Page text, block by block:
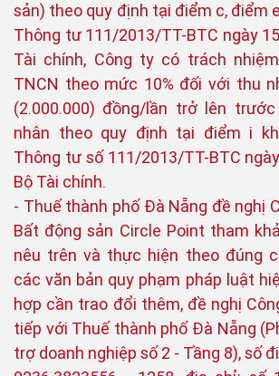
sản) theo quy định tại điểm c, điểm
Thông tư 111/2013/TT-BTC ngày
Tài chính, Công ty có trách
TNCN theo mức 10% đối với thu
(2.000.000) đồng/lần trở lên
nhân theo quy định tại điểm i
Thông tư số 111/2013/TT-BTC
Bộ Tài chính.
- Thuế thành phố Đà Nẵng đề nghị
Bất động sản Circle Point tham
nêu trên và thực hiện theo đúng
các văn bản quy phạm pháp luật
hợp cần trao đổi thêm, đề nghị
tiếp với Thuế thành phố Đà Nẵng
trợ doanh nghiệp số 2 - Tầng 8), số